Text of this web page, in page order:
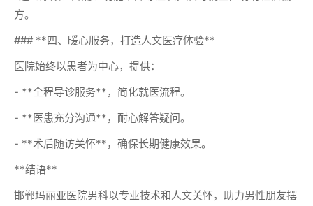
方。
### **四、暖心服务，打造人文医疗体验**
医院始终以患者为中心，提供：
- **全程导诊服务**，简化就医流程。
- **医患充分沟通**，耐心解答疑问。
- **术后随访关怀**，确保长期健康效果。
**结语**
邯郸玛丽亚医院男科以专业技术和人文关怀，助力男性朋友摆